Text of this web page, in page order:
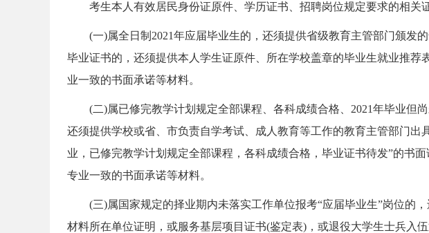
考生本人有效居民身份证原件、学历证书、招聘岗位规定要求的相关
(一)属全日制2021年应届毕业生的，还须提供省级教育主管部门颁发
毕业证书的，还须提供本人学生证原件、所在学校盖章的毕业生就业推荐
业一致的书面承诺等材料。
(二)属已修完教学计划规定全部课程、各科成绩合格、2021年毕业但尚
还须提供学校或省、市负责自学考试、成人教育等工作的教育主管部门出
业，已修完教学计划规定全部课程，各科成绩合格，毕业证书待发”的书
专业一致的书面承诺等材料。
(三)属国家规定的择业期内未落实工作单位报考“应届毕业生”岗位的，
材料所在单位证明，或服务基层项目证书(鉴定表)，或退役大学生士兵入